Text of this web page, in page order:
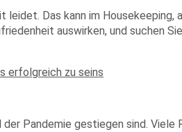
Das kann im Housekeeping,
auswirken, und suchen
erfolgreich zu seins
der Pandemie gestiegen sind. Viele